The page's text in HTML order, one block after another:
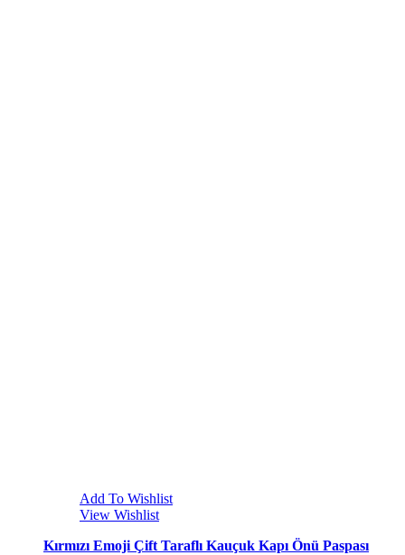
Add To Wishlist
View Wishlist
Kırmızı Emoji Çift Taraflı Kauçuk Kapı Önü Paspası